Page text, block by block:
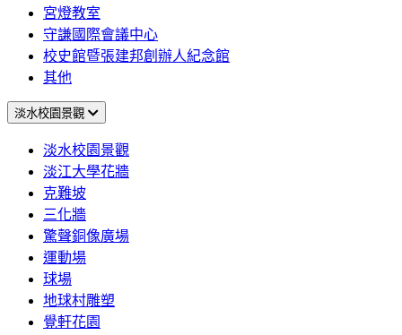
宮燈教室
守謙國際會議中心
校史館暨張建邦創辦人紀念館
其他
淡水校園景觀
淡水校園景觀
淡江大學花牆
克難坡
三化牆
驚聲銅像廣場
運動場
球場
地球村雕塑
覺軒花園